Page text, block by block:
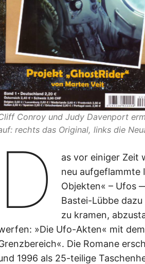
Conroy und Judy Davenport
rechts das Original, links die
D as vor einiger Zeit
neu aufgeflammte
Objekten« – Ufos
Bastei-Lübbe
zu kramen,
»Die Ufo-Akten« mit
Die Romane
1996 als 25-teilige